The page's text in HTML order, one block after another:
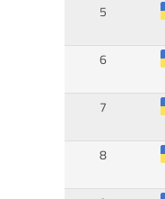
5
6
7
8